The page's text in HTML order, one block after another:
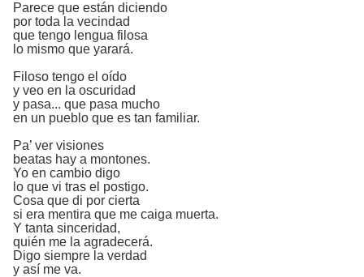
Parece que están diciendo
por toda la vecindad
que tengo lengua filosa
lo mismo que yarará.
Filoso tengo el oído
y veo en la oscuridad
y pasa... que pasa mucho
en un pueblo que es tan familiar.
Pa’ ver visiones
beatas hay a montones.
Yo en cambio digo
lo que vi tras el postigo.
Cosa que di por cierta
si era mentira que me caiga muerta.
Y tanta sinceridad,
quién me la agradecerá.
Digo siempre la verdad
y así me va.